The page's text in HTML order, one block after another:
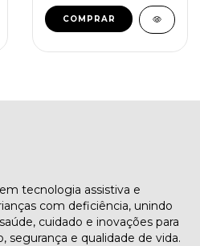
COMPRAR
tecnologia assistiva e
com deficiência, unindo
cuidado e inovações para
segurança e qualidade de vida.